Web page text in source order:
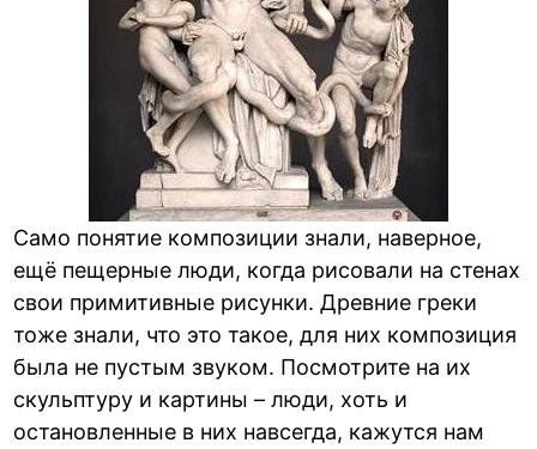
Само понятие композиции знали, наверное,
ещё пещерные люди, когда рисовали на стенах
свои примитивные рисунки. Древние греки
тоже знали, что это такое, для них композиция
была не пустым звуком. Посмотрите на их
скульптуру и картины – люди, хоть и
остановленные в них навсегда, кажутся нам